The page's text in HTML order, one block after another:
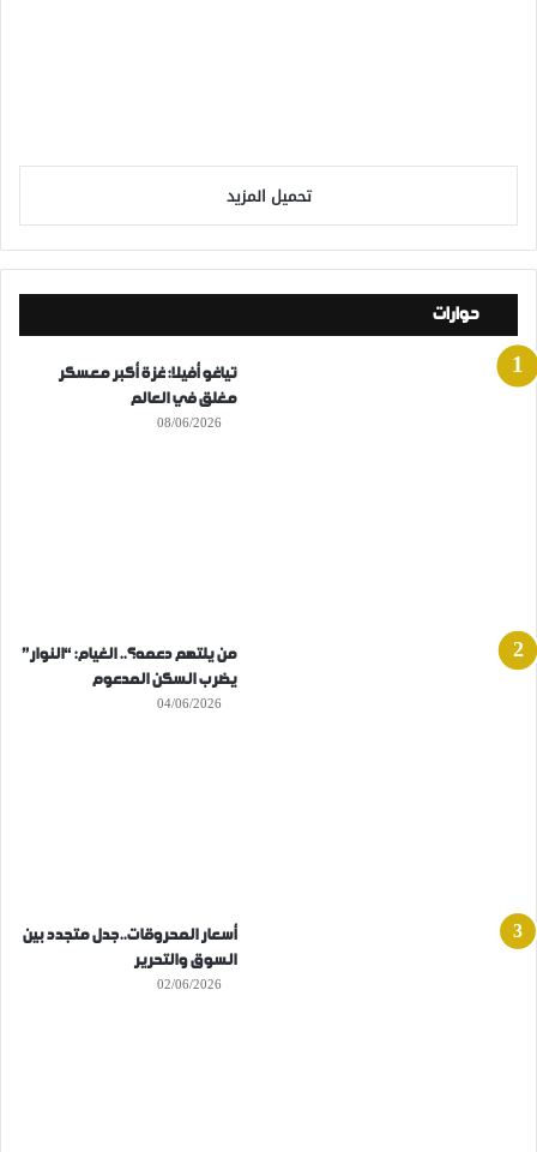
تحميل المزيد
حوارات
تياغو أفيلا: غزة أكبر معسكر
مغلق في العالم
08/06/2026
من يلتهم دعمه؟.. الغيام: “النوار”
يضرب السكن المدعوم
04/06/2026
أسعار المحروقات..جدل متجدد بين
السوق والتحرير
02/06/2026